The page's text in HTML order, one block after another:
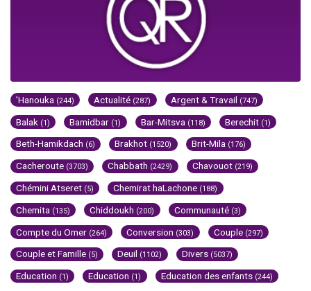
'Hanouka (244) Actualité (287) Argent & Travail (747)
Balak (1) Bamidbar (1) Bar-Mitsva (118) Berechit (1)
Beth-Hamikdach (6) Brakhot (1520) Brit-Mila (176)
Cacheroute (3703) Chabbath (2429) Chavouot (219)
Chémini Atseret (5) Chemirat haLachone (188)
Chemita (135) Chiddoukh (200) Communauté (3)
Compte du Omer (264) Conversion (303) Couple (297)
Couple et Famille (5) Deuil (1102) Divers (5037)
Education (1) Education (1) Education des enfants (244)